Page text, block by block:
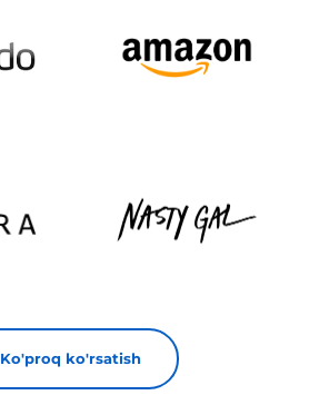
Ko'proq ko'rsatish